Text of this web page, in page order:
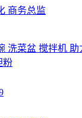
商务总监
洗菜盆 搅拌机
粉